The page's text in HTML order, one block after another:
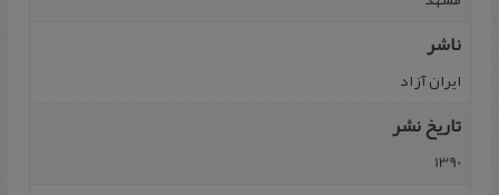
ناشر
ایران آزاد
تاریخ نشر
1390